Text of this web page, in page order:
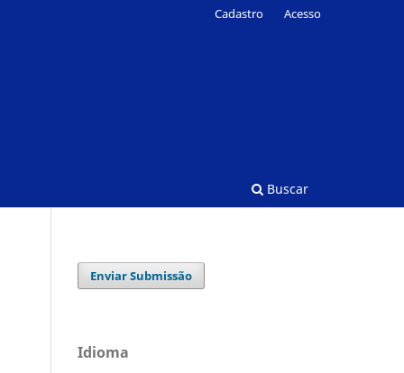
Buscar
Cadastro Acesso
Enviar Submissão
Idioma